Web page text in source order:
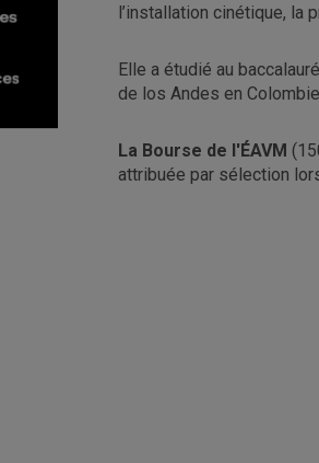
l’installation cinétique, la
Elle a étudié au
de los Andes en
La Bourse de l'ÉAVM
attribuée par sélection